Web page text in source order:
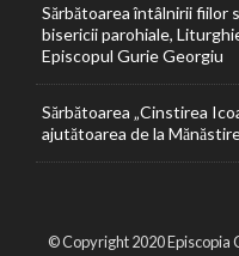
Sărbătoarea întâlnirii fiilor
bisericii parohiale,
Episcopul Gurie Georgiu
Sărbătoarea „Cinstirea
ajutătoarea de la
© Copyright 2020 Episcopia